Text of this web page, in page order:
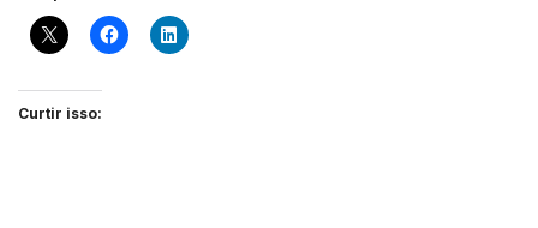
Curtir isso: